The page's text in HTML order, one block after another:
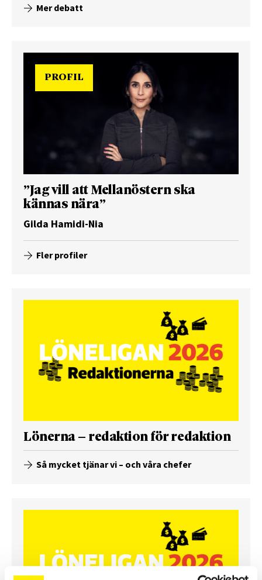
Mer debatt
PROFIL
”Jag vill att Mellanöstern ska
kännas nära”
Gilda Hamidi-Nia
Fler profiler
Lönerna – redaktion för redaktion
Så mycket tjänar vi – och våra chefer